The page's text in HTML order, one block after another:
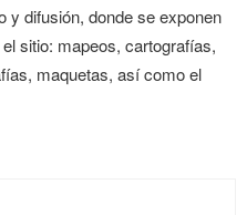
y difusión, donde se exponen
sitio: mapeos, cartografías,
maquetas, así como el